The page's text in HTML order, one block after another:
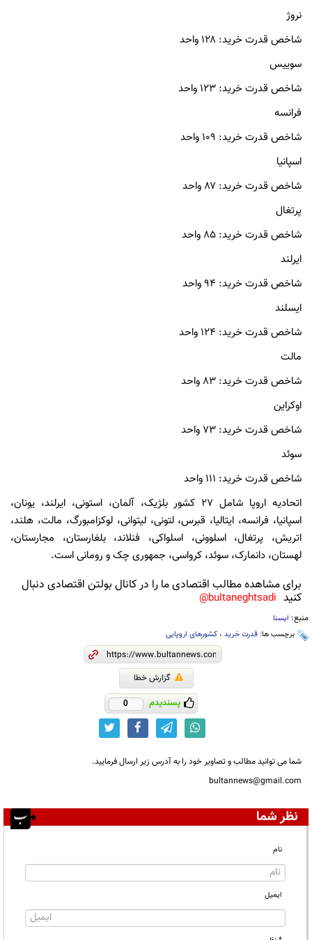
نروژ
شاخص قدرت خرید: ۱۲۸ واحد
سوییس
شاخص قدرت خرید: ۱۲۳ واحد
فرانسه
شاخص قدرت خرید: ۱۰۹ واحد
اسپانیا
شاخص قدرت خرید: ۸۷ واحد
پرتغال
شاخص قدرت خرید: ۸۵ واحد
ایرلند
شاخص قدرت خرید: ۹۴ واحد
ایسلند
شاخص قدرت خرید: ۱۲۴ واحد
مالت
شاخص قدرت خرید: ۸۳ واحد
اوکراین
شاخص قدرت خرید: ۷۳ واحد
سوئد
شاخص قدرت خرید: ۱۱۱ واحد
اتحادیه اروپا شامل ۲۷ کشور بلژیک، آلمان، استونی، ایرلند، یونان،
اسپانیا، فرانسه، ایتالیا، قبرس، لتونی، لیتوانی، لوکزامبورگ، مالت، هلند،
اتریش، پرتغال، اسلوونی، اسلواکی، فنلاند، بلغارستان، مجارستان،
لهستان، دانمارک، سوئد، کرواسی، جمهوری چک و رومانی است.
برای مشاهده مطالب اقتصادی ما را در کانال بولتن اقتصادی دنبال
کنید bultaneghtsadi@
منبع: ایسنا
برچسب ها: قدرت خرید ، کشورهای اروپایی
گزارش خطا
پسندیدم 0
شما می توانید مطالب و تصاویر خود را به آدرس زیر ارسال فرمایید.
bultannews@gmail.com
نظر شما
نام
ایمیل